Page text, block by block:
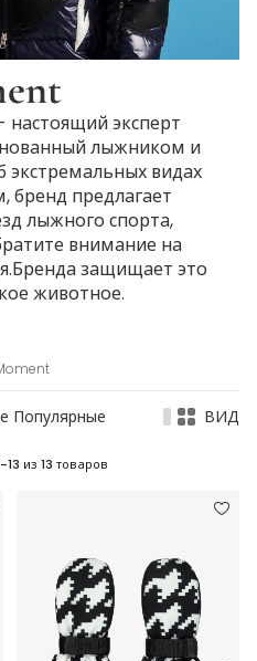
эксперт
лыжником и
видах
бренд предлагает
лыжного спорта,
внимание на
защищает это
животное.
Популярные ВИД
13 из 13 товаров